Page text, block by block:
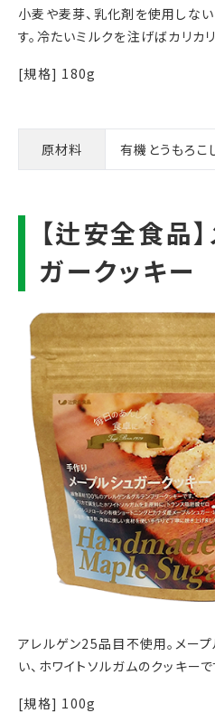
小麦や麦芽、乳化剤を使用しな
す。冷たいミルクを注げばカリカ
[規格] 180g
原材料 有機とうもろこ
アレルゲン25品目不使用。メー
い、ホワイトソルガムのクッキーで
[規格] 100g